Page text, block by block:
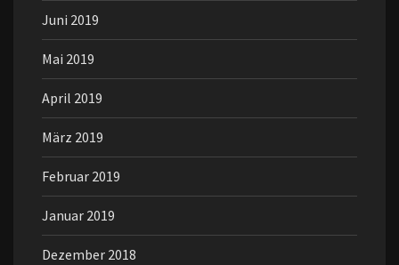
Juni 2019
Mai 2019
April 2019
März 2019
Februar 2019
Januar 2019
Dezember 2018